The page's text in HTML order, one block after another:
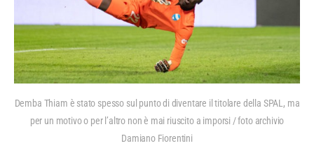
Demba Thiam è stato spesso sul punto di diventare il titolare della SPAL, ma
per un motivo o per l’altro non è mai riuscito a imporsi / foto archivio
Damiano Fiorentini